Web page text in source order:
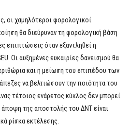
οι χαμηλότεροι φορολογικοί
θα διεύρυναν τη φορολογική βάση
επιπτώσεις όταν εξαντληθεί η
Οι αυξημένες ευκαιρίες δανεισμού θα
και η μείωση του επιπέδου των
να βελτιώσουν την ποιότητα του
τέτοιος ενάρετος κύκλος δεν μπορεί
της αποστολής του ΔΝΤ είναι
ρίσκα εκτέλεσης.